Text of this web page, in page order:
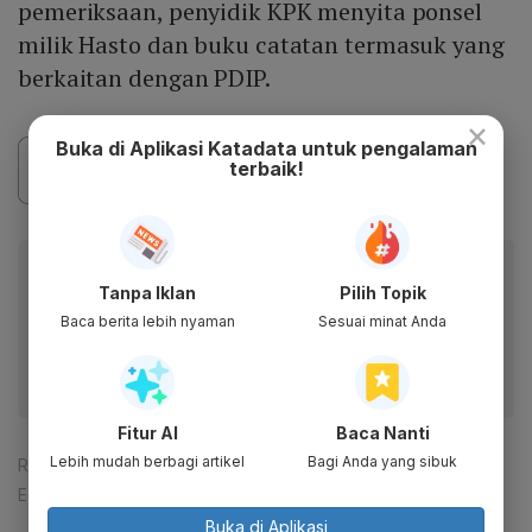
pemeriksaan, penyidik KPK menyita ponsel
milik Hasto dan buku catatan termasuk yang
berkaitan dengan PDIP.
Baca artikel ini lewat aplikasi mobile.
Dapatkan pengalaman membaca lebih nyaman dan nikmati
fitur menarik lainnya lewat aplikasi mobile Katadata.
Reporter: Ade Rosman
Editor:
×
Buka di Aplikasi Katadata untuk pengalaman
terbaik!
Tanpa Iklan
Baca berita lebih nyaman
Pilih Topik
Sesuai minat Anda
Fitur AI
Lebih mudah berbagi artikel
Baca Nanti
Bagi Anda yang sibuk
Buka di Aplikasi